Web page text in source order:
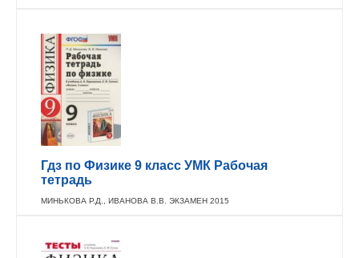
Гдз по Физике 9 класс УМК Рабочая
тетрадь
МИНЬКОВА Р.Д., ИВАНОВА В.В. ЭКЗАМЕН 2015